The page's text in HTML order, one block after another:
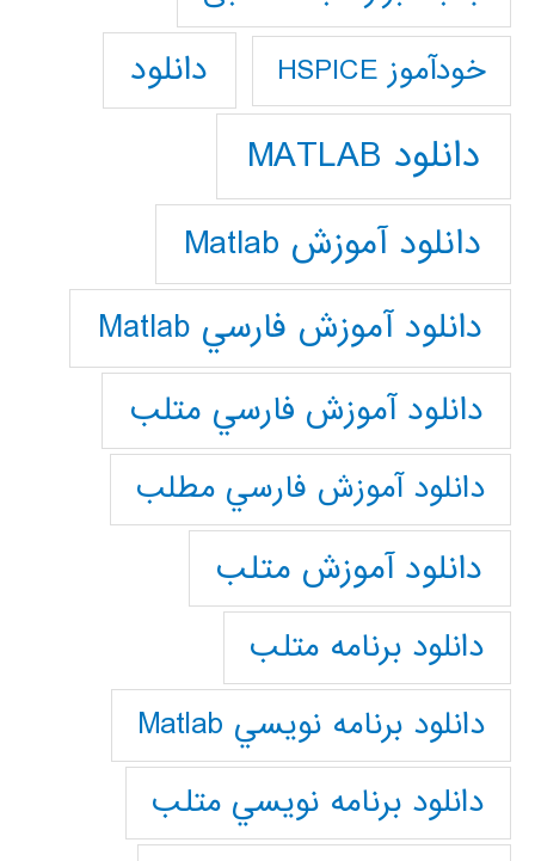
خودآموز HSPICE دانلود
دانلود MATLAB
دانلود آموزش Matlab
دانلود آموزش فارسي Matlab
دانلود آموزش فارسي متلب
دانلود آموزش فارسي مطلب
دانلود آموزش متلب
دانلود برنامه متلب
دانلود برنامه نويسي Matlab
دانلود برنامه نويسي متلب